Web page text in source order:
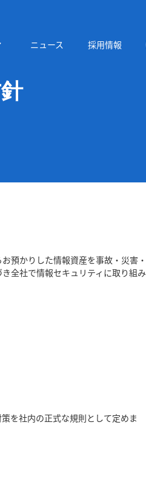
ニュース 採用情報
預かりした情報資産を事故・災害・
全社で情報セキュリティに取り組み
を社内の正式な規則として定めま